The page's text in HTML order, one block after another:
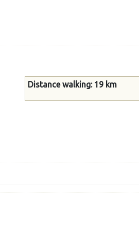
Distance walking: 19 km